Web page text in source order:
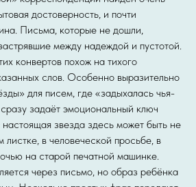
достоверность, и почти
Письма, которые не дошли,
между надеждой и пустотой.
конвертов похож на тихого
слов. Особенно выразительно
для писем, где «задыхалась чья-
задаёт эмоциональный ключ
звезда здесь может быть не
в человеческой просьбе, в
на старой печатной машинке.
через письмо, но образ ребёнка